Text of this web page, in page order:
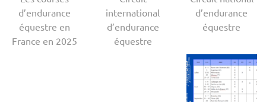
d’endurance
équestre en
France en 2025
international
d’endurance
équestre
d’endurance
équestre